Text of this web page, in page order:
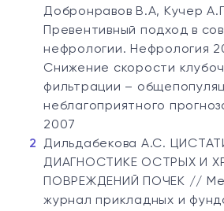
Добронравов В.А, Кучер
Превентивный подход в
нефрологии. Нефрология
Снижение скорости
фильтрации –
неблагоприятного
2007
Дильдабекова А.С.
ДИАГНОСТИКЕ ОСТРЫХ И
ПОВРЕЖДЕНИЙ ПОЧЕК //
журнал прикладных и